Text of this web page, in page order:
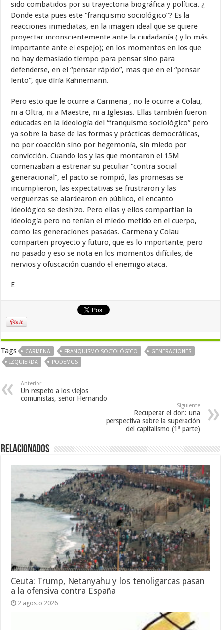
sido combatidos por su trayectoria biográfica y política. ¿
Donde esta pues este “franquismo sociológico”? Es la
reacciones inmediatas, en la imagen ideal que se quiere
proyectar inconscientemente ante la ciudadanía ( y lo más
importante ante el espejo); en los momentos en los que
no hay demasiado tiempo para pensar sino para
defenderse, en el “pensar rápido”, mas que en el “pensar
lento”, que diría Kahnemann.
Pero esto que le ocurre a Carmena , no le ocurre a Colau,
ni a Oltra, ni a Maestre, ni a Iglesias. Ellas también fueron
educadas en la ideología del “franquismo sociológico” pero
ya sobre la base de las formas y prácticas democráticas,
no por coacción sino por hegemonía, sin miedo por
convicción. Cuando los y las que montaron el 15M
comenzaban a estrenar su peculiar “contra social
generacional”, el pacto se rompió, las promesas se
incumplieron, las expectativas se frustraron y las
vergüenzas se alardearon en público, el encanto
ideológico se deshizo. Pero ellas y ellos compartían la
ideología pero no tenían el miedo metido en el cuerpo,
como las generaciones pasadas. Carmena y Colau
comparten proyecto y futuro, que es lo importante, pero
no pasado y eso se nota en los momentos difíciles, de
nervios y ofuscación cuando el enemigo ataca.
E
Tags CARMENA FRANQUISMO SOCIOLÓGICO
GENERACIONES
IZQUIERDA
PODEMOS
Anterior
Un respeto a los viejos
comunistas, señor Hernando
Siguiente
Recuperar el don: una
perspectiva sobre la superación
del capitalismo (1ª parte)
Relacionados
Ceuta: Trump, Netanyahu y los tenoligarcas pasan
a la ofensiva contra España
2 agosto 2026